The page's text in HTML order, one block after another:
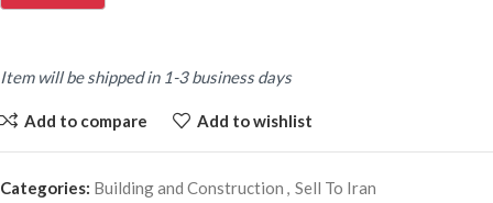
Item will be shipped in 1-3 business days
Add to compare Add to wishlist
Categories: Building and Construction , Sell To Iran